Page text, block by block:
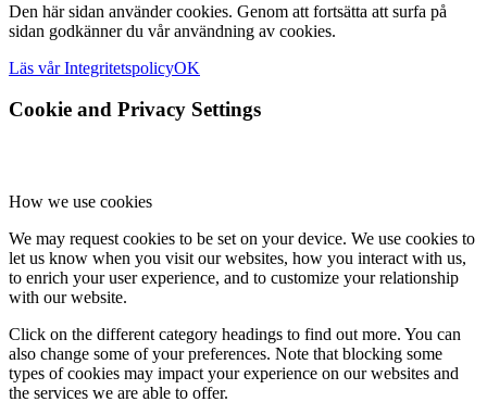
Den här sidan använder cookies. Genom att fortsätta att surfa på
sidan godkänner du vår användning av cookies.
Läs vår IntegritetspolicyOK
Cookie and Privacy Settings
How we use cookies
We may request cookies to be set on your device. We use cookies to
let us know when you visit our websites, how you interact with us,
to enrich your user experience, and to customize your relationship
with our website.
Click on the different category headings to find out more. You can
also change some of your preferences. Note that blocking some
types of cookies may impact your experience on our websites and
the services we are able to offer.